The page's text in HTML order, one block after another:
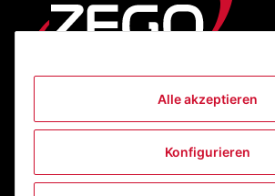
Alle akzeptieren
Konfigurieren
Informationen